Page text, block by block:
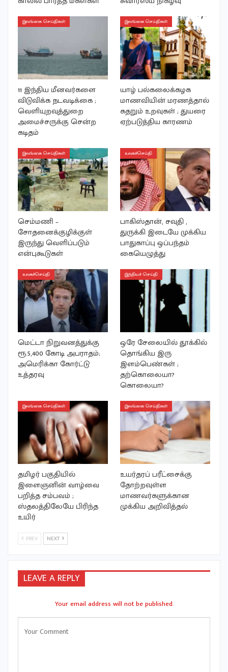
இலங்கை செய்திகள்
11 இந்திய மீனவர்களை
விடுவிக்க நடவடிக்கை ;
வெளியுறவுத்துறை
அமைச்சருக்கு சென்ற
கடிதம்
இலங்கை செய்திகள்
யாழ் பல்கலைக்கழக
மாணவியின் மரணத்தால்
கதறும் உறவுகள் ; துயரை
ஏற்படுத்திய காரணம்
இலங்கை செய்திகள்
செம்மணி –
சோதனைக்குழிக்குள்
இருந்து வெளிப்படும்
என்புகூடுகள்
உலகச்செய்தி
பாகிஸ்தான், சவுதி ,
துருக்கி இடையே முக்கிய
பாதுகாப்பு ஒப்பந்தம்
கையெழுத்து
உலகச்செய்தி
மெட்டா நிறுவனத்துக்கு
ரூ.5,400 கோடி அபராதம்;
அமெரிக்கா கோர்ட்டு
உத்தரவு
இந்தியச் செய்தி
ஒரே சேலையில் தூக்கில்
தொங்கிய இரு
இளம்பெண்கள் ;
தற்கொலையா?
கொலையா?
இலங்கை செய்திகள்
தமிழர் பகுதியில்
இளைஞனின் வாழ்வை
பறித்த சம்பவம் ;
ஸ்தலத்திலேயே பிரிந்த
உயிர்
இலங்கை செய்திகள்
உயர்தரப் பரீட்சைக்கு
தோற்றவுள்ள
மாணவர்களுக்கான
முக்கிய அறிவித்தல்
PREV NEXT
LEAVE A REPLY
Your email address will not be published.